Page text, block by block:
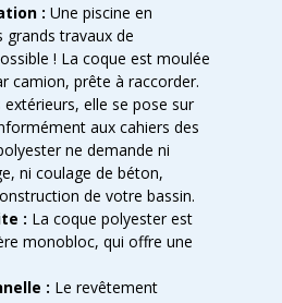
: Une piscine en
grands travaux de
! La coque est moulée
camion, prête à raccorder.
elle se pose sur
aux cahiers des
ne demande ni
ni coulage de béton,
de votre bassin.
: La coque polyester est
monobloc, qui offre une
: Le revêtement